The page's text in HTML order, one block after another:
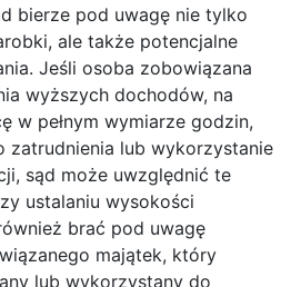
bierze pod uwagę nie tylko
ale także potencjalne
Jeśli osoba zobowiązana
wyższych dochodów, na
w pełnym wymiarze godzin,
zatrudnienia lub wykorzystanie
sąd może uwzględnić te
ustalaniu wysokości
brać pod uwagę
majątek, który
lub wykorzystany do